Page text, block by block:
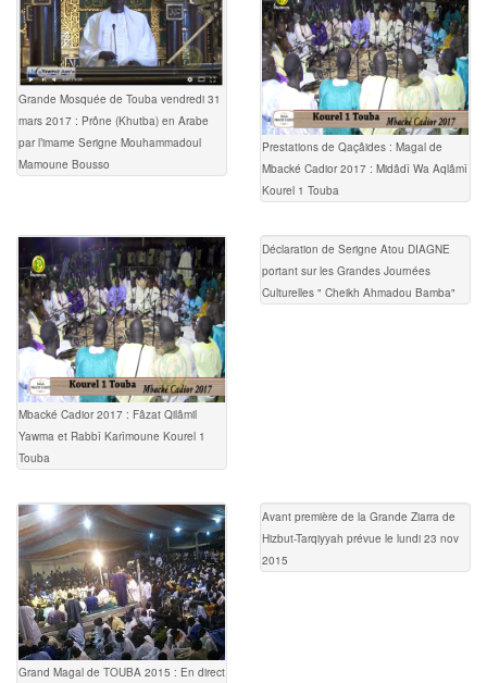
Grande Mosquée de Touba vendredi 31
mars 2017 : Prône (Khutba) en Arabe
par l’imame Serigne Mouhammadoul
Mamoune Bousso
Prestations de Qaçâides : Magal de
Mbacké Cadior 2017 : Midâdî Wa Aqlâmî
Kourel 1 Touba
Mbacké Cadior 2017 : Fâzat Qilâmil
Yawma et Rabbî Karîmoune Kourel 1
Touba
Déclaration de Serigne Atou DIAGNE
portant sur les Grandes Journées
Culturelles " Cheikh Ahmadou Bamba"
Grand Magal de TOUBA 2015 : En direct
Avant première de la Grande Ziarra de
Hizbut-Tarqiyyah prévue le lundi 23 nov
2015